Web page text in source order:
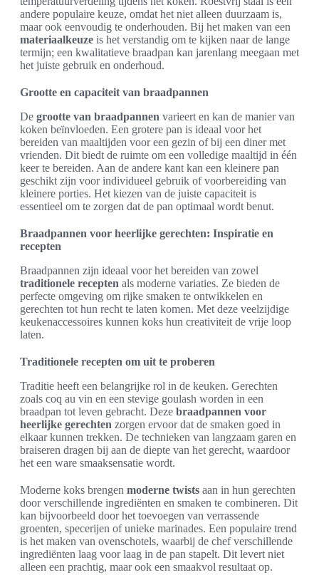
andere populaire keuze, omdat het niet alleen duurzaam is,
maar ook eenvoudig te onderhouden. Bij het maken van een
materiaalkeuze is het verstandig om te kijken naar de lange
termijn; een kwalitatieve braadpan kan jarenlang meegaan met
het juiste gebruik en onderhoud.
Grootte en capaciteit van braadpannen
De grootte van braadpannen varieert en kan de manier van
koken beïnvloeden. Een grotere pan is ideaal voor het
bereiden van maaltijden voor een gezin of bij een diner met
vrienden. Dit biedt de ruimte om een volledige maaltijd in één
keer te bereiden. Aan de andere kant kan een kleinere pan
geschikt zijn voor individueel gebruik of voorbereiding van
kleinere porties. Het kiezen van de juiste capaciteit is
essentieel om te zorgen dat de pan optimaal wordt benut.
Braadpannen voor heerlijke gerechten: Inspiratie en
recepten
Braadpannen zijn ideaal voor het bereiden van zowel
traditionele recepten als moderne variaties. Ze bieden de
perfecte omgeving om rijke smaken te ontwikkelen en
gerechten tot hun recht te laten komen. Met deze veelzijdige
keukenaccessoires kunnen koks hun creativiteit de vrije loop
laten.
Traditionele recepten om uit te proberen
Traditie heeft een belangrijke rol in de keuken. Gerechten
zoals coq au vin en een stevige goulash worden in een
braadpan tot leven gebracht. Deze braadpannen voor
heerlijke gerechten zorgen ervoor dat de smaken goed in
elkaar kunnen trekken. De technieken van langzaam garen en
braiseren dragen bij aan de diepte van het gerecht, waardoor
het een ware smaaksensatie wordt.
Moderne koks brengen moderne twists aan in hun gerechten
door verschillende ingrediënten en smaken te combineren. Dit
kan bijvoorbeeld door het toevoegen van verrassende
groenten, specerijen of unieke marinades. Een populaire trend
is het maken van ovenschotels, waarbij de chef verschillende
ingrediënten laag voor laag in de pan stapelt. Dit levert niet
alleen een prachtig, maar ook een smaakvol resultaat op.